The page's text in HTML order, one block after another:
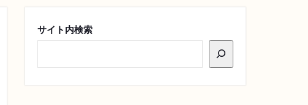
サイト内検索